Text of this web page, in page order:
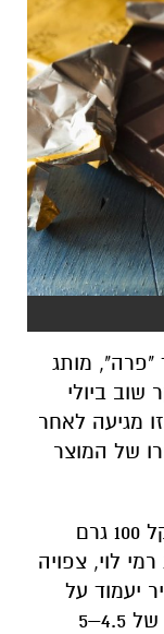
"פרה", מותג
ביולי
העלייה הזו מגיעה לאחר
של המוצר
לדוגמה, חפיסת שוקולד פרה במשקל 100 גרם
ברשת רמי לוי, צפויה
יעמוד על
כ-7.5 שקלים – לעומת מחיר מבצע של 4.5–5